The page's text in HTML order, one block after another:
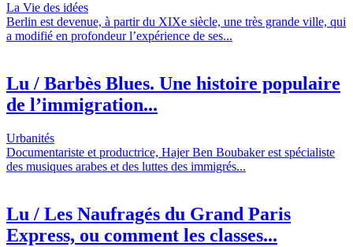
La Vie des idées
Berlin est devenue, à partir du XIXe siècle, une très grande ville, qui
a modifié en profondeur l’expérience de ses...
Lu / Barbès Blues. Une histoire populaire
de l’immigration...
Urbanités
Documentariste et productrice, Hajer Ben Boubaker est spécialiste
des musiques arabes et des luttes des immigrés...
Lu / Les Naufragés du Grand Paris
Express, ou comment les classes...